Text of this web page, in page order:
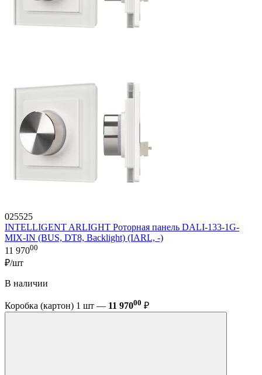
025525
INTELLIGENT ARLIGHT Роторная панель DALI-133-1G-
MIX-IN (BUS, DT8, Backlight) (IARL, -)
11 97000
₽/шт
В наличии
Коробка (картон) 1 шт — 11 97000 ₽